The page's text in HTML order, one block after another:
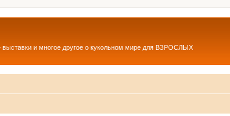
и многое другое о кукольном мире для ВЗРОСЛЫХ